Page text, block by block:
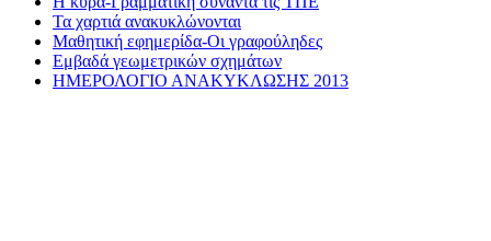
Τα χαρτιά ανακυκλώνονται
Μαθητική εφημερίδα-Οι γραφούληδες
Εμβαδά γεωμετρικών σχημάτων
ΗΜΕΡΟΛΟΓΙΟ ΑΝΑΚΥΚΛΩΣΗΣ 2013